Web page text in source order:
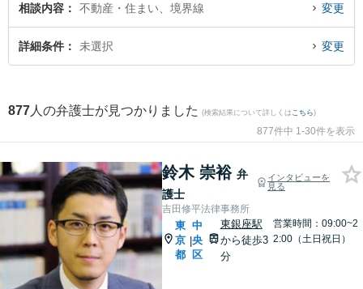
日や夜間に発生した境界線のトラブルを今すぐに弁護士に相談したい』『境界
線のトラブル解決の実績豊富な近くの弁護士を検索したい』『初回相談無料で
境界線を法律相談できる東京都内の弁護士に相談予約したい』などでお困りの
相談内容 不動産・住まい、境界線 変更
詳細条件 未選択 変更
877 人の弁護士が見つかりました (検索結果について詳しくは こちら)
877件中 1-30件を表示
鈴木 崇裕 弁
護士
インタビューを
見る
吉田修平法律事務所
東
京
都
|
中
央
区
東銀座駅
から徒歩3
分
営業時間：09:00~2
2:00（土日祝日）